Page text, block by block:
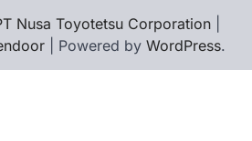
Nusa Toyotetsu Corporation
| Powered by WordPress.